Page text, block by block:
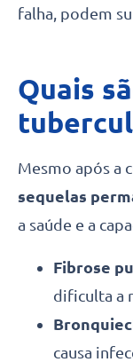
falha, podem
Quais
Mesmo após a
sequelas
a saúde e a
Fibrose
dificulta a
causa